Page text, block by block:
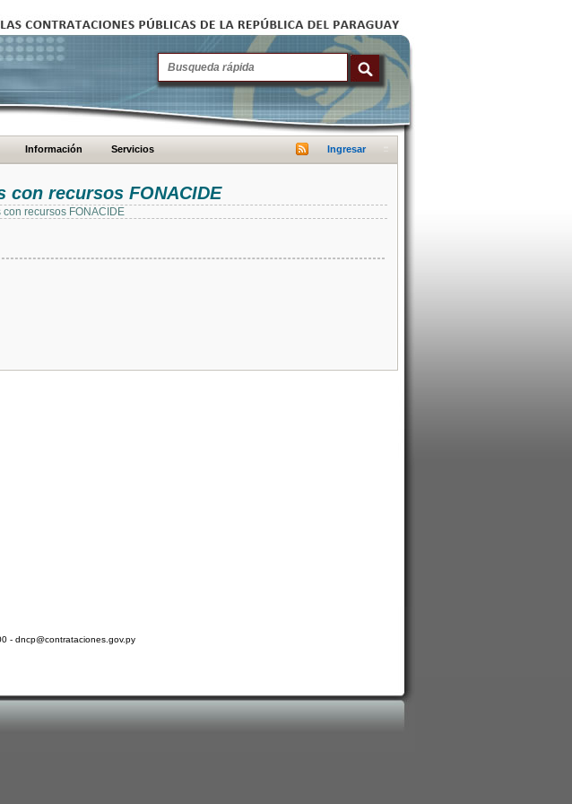
Información Servicios Ingresar
recursos FONACIDE
recursos FONACIDE
- dncp@contrataciones.gov.py